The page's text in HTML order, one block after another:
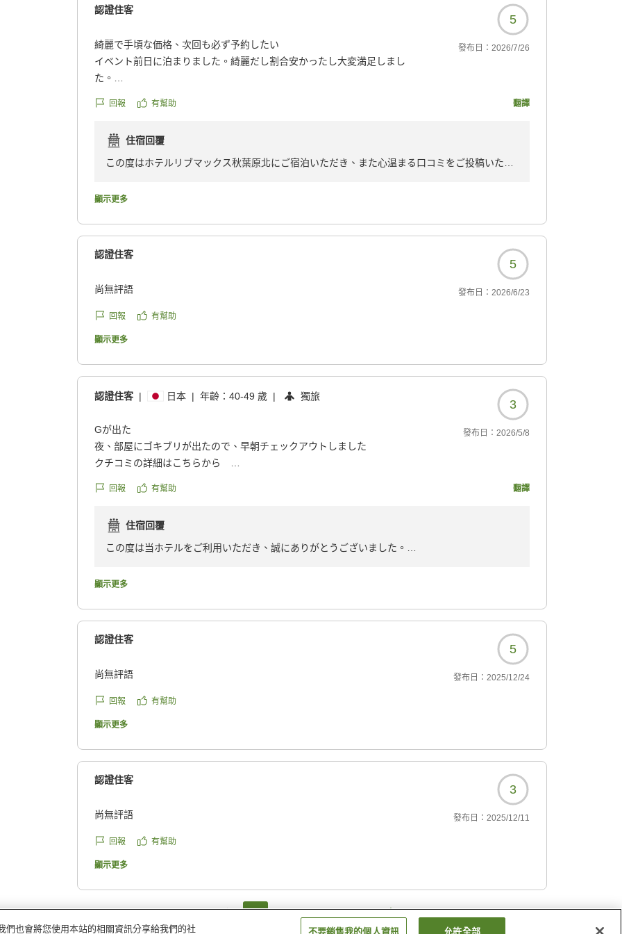
認證住客
5
綺麗で手頃な価格、次回も必ず予約したい
イベント前日に泊まりました。綺麗だし割合安かったし大変満足しまし
た。
クチコミの詳細はこちらから
reviewId=33123478207347
發布日： 2026/7/26
回報 有幫助 翻譯
住宿回覆
この度はホテルリブマックス秋葉原北にご宿泊いただき、また心温まる口コミをご投稿いただ
「綺麗で手頃な価格」とのお言葉を頂戴し、ご満足いただけたご様子を大変嬉しく拝読いたし
「次回も必ず予約します」とのお言葉は、私どもにとって大変光栄であり、心より感謝申し上
げます。
今後も清潔で快適な客室と、ご満足いただけるサービスをご提供できるよう努めてまいりま
す。またお近くへお越しの際は、ぜひホテルリブマックス秋葉原北をご利用くださいませ。
お客様のまたのお越しをスタッフ一同、心よりお待ちしております。
顯示更多
認證住客
5
尚無評語 發布日： 2026/6/23
回報 有幫助
顯示更多
認證住客 | 日本 | 年齡：40-49 歲 | 獨旅
3
Gが出た
夜、部屋にゴキブリが出たので、早朝チェックアウトしました
クチコミの詳細はこちらから
reviewId=33123477573986
發布日： 2026/5/8
回報 有幫助 翻譯
住宿回覆
この度は当ホテルをご利用いただき、誠にありがとうございました。
しかしながら、ご滞在中にお部屋でゴキブリが発生し、ご不快な思いをおかけした結果、早朝
本来であれば、安心してお過ごしいただける環境をご提供すべきところ、このような事態とな
り大変申し訳ございませんでした。いただいたご指摘を真摯に受け止め、客室の点検・清掃お
この度は貴重なご意見をお寄せいただき、誠にありがとうございました。
顯示更多
認證住客
5
尚無評語 發布日： 2025/12/24
回報 有幫助
顯示更多
認證住客
3
尚無評語 發布日： 2025/12/11
回報 有幫助
顯示更多
…
們也會將您使用本站的相關資訊分享給我們的社 不要銷售我的個人資訊 允許全部